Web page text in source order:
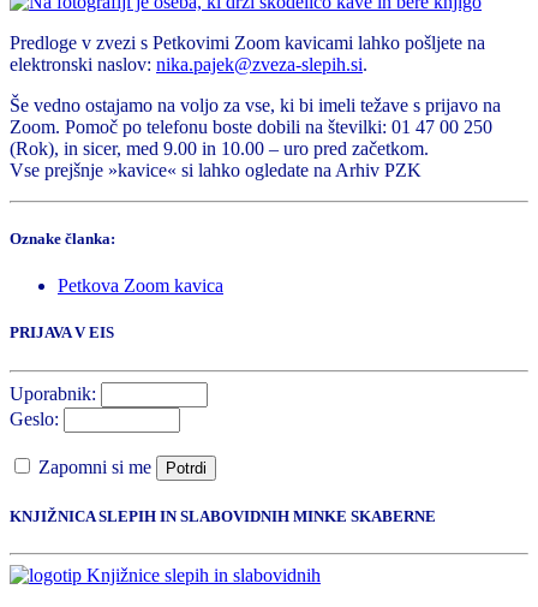
Predloge v zvezi s Petkovimi Zoom kavicami lahko pošljete na
elektronski naslov: nika.pajek@zveza-slepih.si.
Še vedno ostajamo na voljo za vse, ki bi imeli težave s prijavo na
Zoom. Pomoč po telefonu boste dobili na številki: 01 47 00 250
(Rok), in sicer, med 9.00 in 10.00 – uro pred začetkom.
Vse prejšnje »kavice« si lahko ogledate na Arhiv PZK
Oznake članka:
Petkova Zoom kavica
PRIJAVA V EIS
Uporabnik:
Geslo:
Zapomni si me Potrdi
KNJIŽNICA SLEPIH IN SLABOVIDNIH MINKE SKABERNE